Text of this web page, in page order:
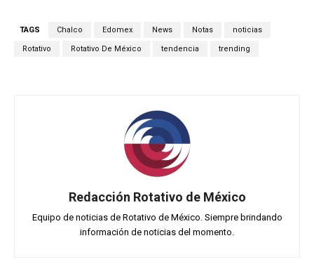
TAGS Chalco Edomex News Notas noticias
Rotativo Rotativo De México tendencia trending
Redacción Rotativo de México
Equipo de noticias de Rotativo de México. Siempre brindando
información de noticias del momento.